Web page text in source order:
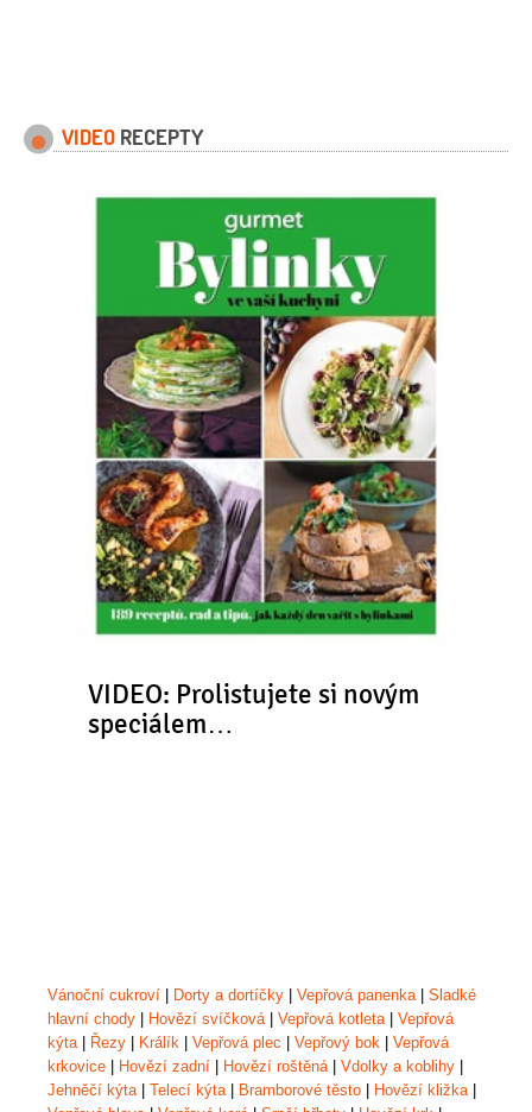
VIDEO RECEPTY
VIDEO: Prolistujete si novým
speciálem…
Vánoční cukroví Dorty a dortíčky Vepřová panenka| Sladké
hlavní chody
Hovězí svíčková| Vepřová kotleta| Vepřová
kýta| Řezy Králík Vepřová plec Vepřový bok
Vepřová
krkovice
Hovězí zadní Hovězí roštěná| Vdolky a koblihy
Jehněčí kýta| Telecí kýta| Bramborové těsto Hovězí kližka|